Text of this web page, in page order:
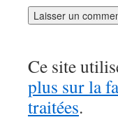
Ce site
plus sur la
traitées.